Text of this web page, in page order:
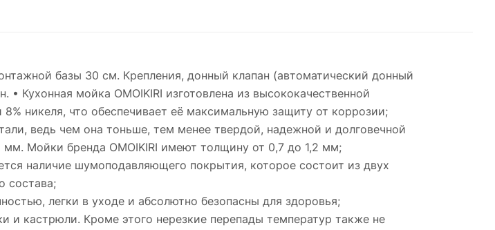
базы 30 см. Крепления, донный клапан (автоматический донный
Кухонная мойка OMOIKIRI изготовлена из высококачественной
никеля, что обеспечивает её максимальную защиту от коррозии;
ведь чем она тоньше, тем менее твердой, надежной и долговечной
Мойки бренда OMOIKIRI имеют толщину от 0,7 до 1,2 мм;
наличие шумоподавляющего покрытия, которое состоит из двух
состава;
легки в уходе и абсолютно безопасны для здоровья;
кастрюли. Кроме этого нерезкие перепады температур также не